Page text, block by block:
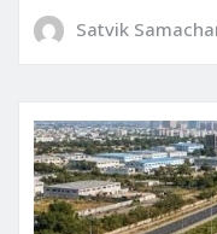
Satvik